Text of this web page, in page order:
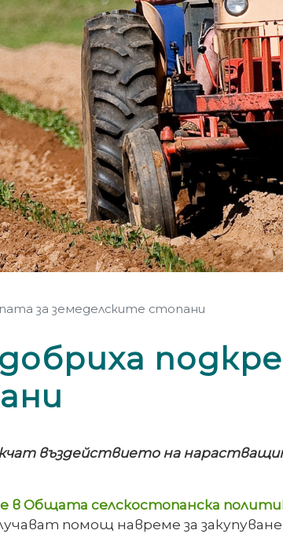
за земеделските стопани
въздействието на
вОбщата селскостопанска
помощ навреме за